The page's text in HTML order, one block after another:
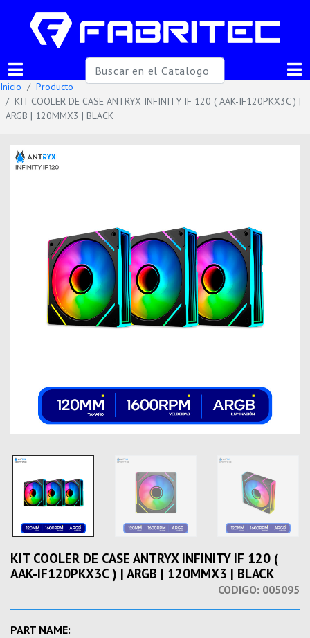
Inicio
Producto
KIT COOLER DE CASE ANTRYX INFINITY IF 120 ( AAK-IF120PKX3C ) |
ARGB | 120MMX3 | BLACK
KIT COOLER DE CASE ANTRYX INFINITY IF 120 (
AAK-IF120PKX3C ) | ARGB | 120MMX3 | BLACK
CODIGO: 005095
PART NAME: